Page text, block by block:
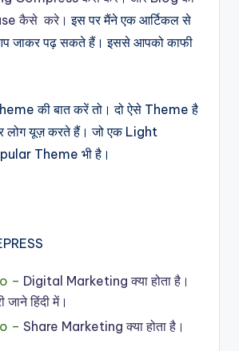
कैसे करे। इस पर मैंने एक आर्टिकल से
जाकर पढ़ सकते हैं। इससे आपको काफी
की बात करें तो। दो ऐसे Theme है
लोग यूज़ करते हैं। जो एक Light
Theme भी है।
– Digital Marketing क्या होता है।
जाने हिंदी में।
– Share Marketing क्या होता है।